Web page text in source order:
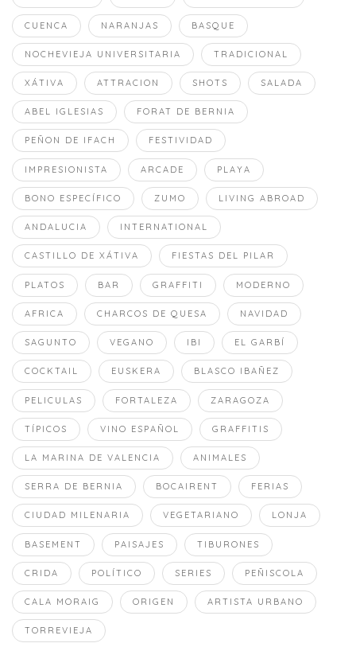
CUENCA NARANJAS BASQUE
NOCHEVIEJA UNIVERSITARIA TRADICIONAL
XÁTIVA ATTRACION SHOTS SALADA
ABEL IGLESIAS FORAT DE BERNIA
PEÑON DE IFACH FESTIVIDAD
IMPRESIONISTA ARCADE PLAYA
BONO ESPECÍFICO ZUMO LIVING ABROAD
ANDALUCIA INTERNATIONAL
CASTILLO DE XÁTIVA FIESTAS DEL PILAR
PLATOS BAR GRAFFITI MODERNO
AFRICA CHARCOS DE QUESA NAVIDAD
SAGUNTO VEGANO IBI EL GARBÍ
COCKTAIL EUSKERA BLASCO IBAÑEZ
PELICULAS FORTALEZA ZARAGOZA
TÍPICOS VINO ESPAÑOL GRAFFITIS
LA MARINA DE VALENCIA ANIMALES
SERRA DE BERNIA BOCAIRENT FERIAS
CIUDAD MILENARIA VEGETARIANO LONJA
BASEMENT PAISAJES TIBURONES
CRIDA POLÍTICO SERIES PEÑISCOLA
CALA MORAIG ORIGEN ARTISTA URBANO
TORREVIEJA